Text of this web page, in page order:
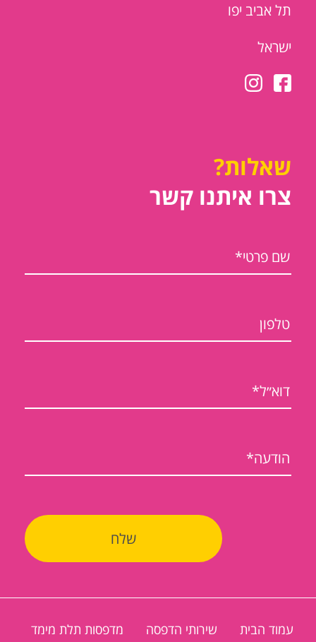
תל אביב יפו
ישראל
שאלות?
צרו איתנו קשר
עמוד הבית שירותי הדפסה מדפסות תלת מימד